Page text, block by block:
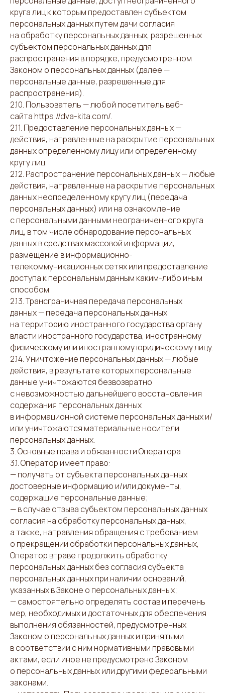
круга лиц к которым предоставлен субъектом
персональных данных путем дачи согласия
на обработку персональных данных, разрешенных
субъектом персональных данных для
распространения в порядке, предусмотренном
Законом о персональных данных (далее —
персональные данные, разрешенные для
распространения).
2.10. Пользователь — любой посетитель веб-
сайта https://dva-kita.com/.
2.11. Предоставление персональных данных —
действия, направленные на раскрытие персональных
данных определенному лицу или определенному
кругу лиц.
2.12. Распространение персональных данных — любые
действия, направленные на раскрытие персональных
данных неопределенному кругу лиц (передача
персональных данных) или на ознакомление
с персональными данными неограниченного круга
лиц, в том числе обнародование персональных
данных в средствах массовой информации,
размещение в информационно-
телекоммуникационных сетях или предоставление
доступа к персональным данным каким-либо иным
способом.
2.13. Трансграничная передача персональных
данных — передача персональных данных
на территорию иностранного государства органу
власти иностранного государства, иностранному
физическому или иностранному юридическому лицу.
2.14. Уничтожение персональных данных — любые
действия, в результате которых персональные
данные уничтожаются безвозвратно
с невозможностью дальнейшего восстановления
содержания персональных данных
в информационной системе персональных данных и/
или уничтожаются материальные носители
персональных данных.
3. Основные права и обязанности Оператора
3.1. Оператор имеет право:
— получать от субъекта персональных данных
достоверные информацию и/или документы,
содержащие персональные данные;
— в случае отзыва субъектом персональных данных
согласия на обработку персональных данных,
а также, направления обращения с требованием
о прекращении обработки персональных данных,
Оператор вправе продолжить обработку
персональных данных без согласия субъекта
персональных данных при наличии оснований,
указанных в Законе о персональных данных;
— самостоятельно определять состав и перечень
мер, необходимых и достаточных для обеспечения
выполнения обязанностей, предусмотренных
Законом о персональных данных и принятыми
в соответствии с ним нормативными правовыми
актами, если иное не предусмотрено Законом
о персональных данных или другими федеральными
законами.